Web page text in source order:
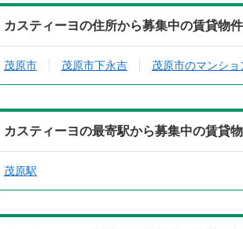
カスティーヨの住所から募集中の賃貸物
茂原市 茂原市下永吉 茂原市のマンショ
カスティーヨの最寄駅から募集中の賃貸
茂原駅